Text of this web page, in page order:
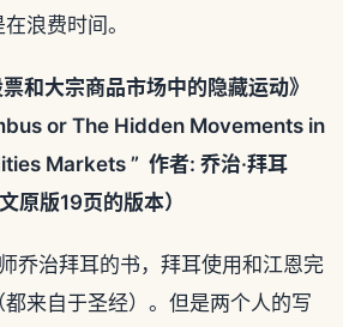
浪费时间。
和大宗商品市场中的隐藏运动》
or The Hidden Movements in
Markets ” 作者: 乔治·拜耳
原版19页的版本）
乔治拜耳的书，拜耳使用和江恩完
来自于圣经）。但是两个人的写